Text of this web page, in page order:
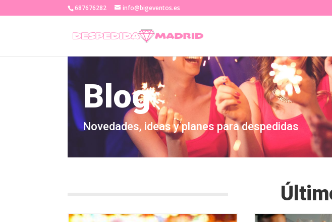
687676282 info@bigeventos.es
Blog
Novedades, ideas y planes para despedidas